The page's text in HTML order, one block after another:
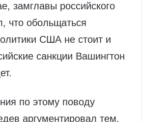
замглавы российского
что обольщаться
США не стоит и
санкции Вашингтон
по этому поводу
аргументировал тем,